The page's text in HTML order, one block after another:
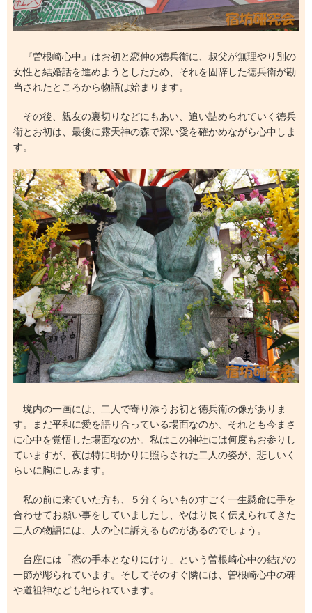
『曽根崎心中』はお初と恋仲の徳兵衛に、叔父が無理やり別の
女性と結婚話を進めようとしたため、それを固辞した徳兵衛が勘
当されたところから物語は始まります。
その後、親友の裏切りなどにもあい、追い詰められていく徳兵
衛とお初は、最後に露天神の森で深い愛を確かめながら心中しま
す。
境内の一画には、二人で寄り添うお初と徳兵衛の像がありま
す。まだ平和に愛を語り合っている場面なのか、それとも今まさ
に心中を覚悟した場面なのか。私はこの神社には何度もお参りし
ていますが、夜は特に明かりに照らされた二人の姿が、悲しいく
らいに胸にしみます。
私の前に来ていた方も、５分くらいものすごく一生懸命に手を
合わせてお願い事をしていましたし、やはり長く伝えられてきた
二人の物語には、人の心に訴えるものがあるのでしょう。
台座には「恋の手本となりにけり」という曽根崎心中の結びの
一節が彫られています。そしてそのすぐ隣には、曽根崎心中の碑
や道祖神なども祀られています。